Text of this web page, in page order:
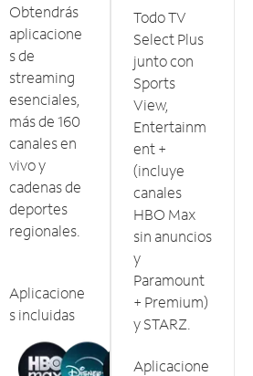
Obtendrás
aplicacione
s de
streaming
esenciales,
más de 160
canales en
vivo y
cadenas de
deportes
regionales.
Aplicacione
s incluidas
Todo TV
Select Plus
junto con
Sports
View,
Entertainm
ent +
(incluye
canales
HBO Max
sin anuncios
y
Paramount
+ Premium)
y STARZ.
Aplicacione